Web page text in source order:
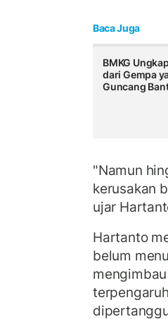
Baca Juga
BMKG
dari Gempa
Guncang
"Namun
kerusakan
ujar
Hartanto
belum